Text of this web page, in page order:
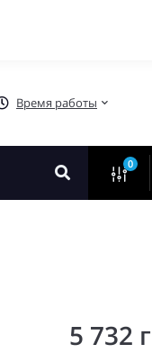
Время работы
0
5 732